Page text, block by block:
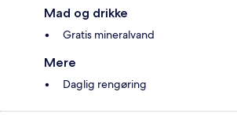
Mad og drikke
Gratis mineralvand
Mere
Daglig rengøring